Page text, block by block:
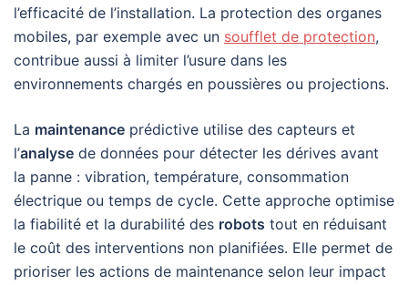
l’efficacité de l’installation. La protection des organes
mobiles, par exemple avec un soufflet de protection,
contribue aussi à limiter l’usure dans les
environnements chargés en poussières ou projections.
La maintenance prédictive utilise des capteurs et
l’analyse de données pour détecter les dérives avant
la panne : vibration, température, consommation
électrique ou temps de cycle. Cette approche optimise
la fiabilité et la durabilité des robots tout en réduisant
le coût des interventions non planifiées. Elle permet de
prioriser les actions de maintenance selon leur impact